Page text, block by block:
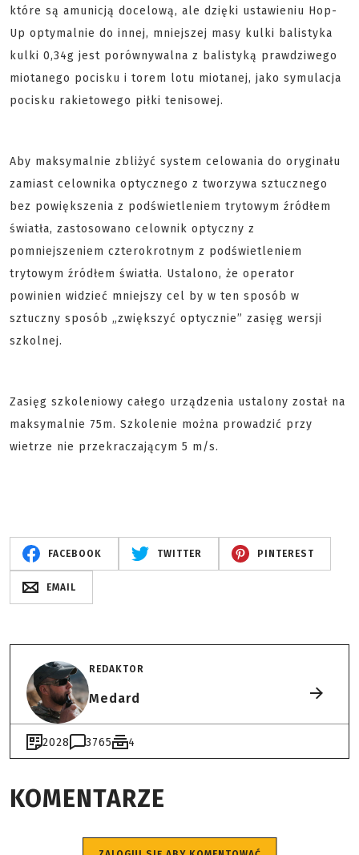
które są amunicją docelową, ale dzięki ustawieniu Hop-
Up optymalnie do innej, mniejszej masy kulki balistyka
kulki 0,34g jest porównywalna z balistyką prawdziwego
miotanego pocisku i torem lotu miotanej, jako symulacja
pocisku rakietowego piłki tenisowej.
Aby maksymalnie zbliżyć system celowania do oryginału
zamiast celownika optycznego z tworzywa sztucznego
bez powiększenia z podświetleniem trytowym źródłem
światła, zastosowano celownik optyczny z
pomniejszeniem czterokrotnym z podświetleniem
trytowym źródłem światła. Ustalono, że operator
powinien widzieć mniejszy cel by w ten sposób w
sztuczny sposób „zwiększyć optycznie” zasięg wersji
szkolnej.
Zasięg szkoleniowy całego urządzenia ustalony został na
maksymalnie 75m. Szkolenie można prowadzić przy
wietrze nie przekraczającym 5 m/s.
FACEBOOK TWITTER PINTEREST
EMAIL
REDAKTOR
Medard
2028 3765 4
KOMENTARZE